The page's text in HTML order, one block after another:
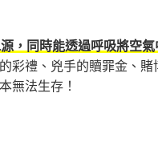
，同時能透過呼吸將空
彩禮、兇手的贖罪金、
無法生存！